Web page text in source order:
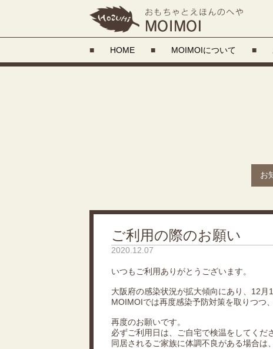
■ HOME ■ MOIMOIについて ■
お
ご利用の際のお願い
2020.12.07
いつもご利用ありがとうございます。
大阪府の感染状況が拡大傾向にあり、12月
MOIMOIでは再度感染予防対策を取りつつ
再度のお願いです。
必ずご利用日は、ご自宅で検温をしてくだ
同居されるご家族に体調不良がある場合は